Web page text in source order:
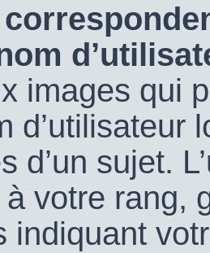
images qui
d’utilisateur
d’un sujet.
votre rang,
indiquant